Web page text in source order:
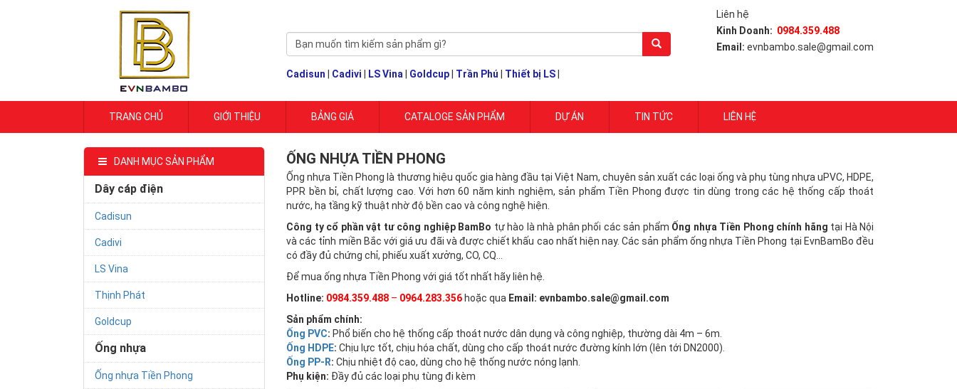
Cadisun Cadivi LS Vina Goldcup Trần Phú Thiết bị LS
Liên hệ
Kinh Doanh: 0984.359.488
Email: evnbambo.sale@gmail.com
TRANG CHỦ GIỚI THIỆU BẢNG GIÁ CATALOGE SẢN PHẨM DỰ ÁN TIN TỨC LIÊN HỆ
ỐNG NHỰA TIỀN PHONG
Ống nhựa Tiền Phong là thương hiệu quốc gia hàng đầu tại Việt Nam, chuyên sản xuất các loại ống và phụ tùng nhựa uPVC, HDPE,
PPR bền bỉ, chất lượng cao. Với hơn 60 năm kinh nghiệm, sản phẩm Tiền Phong được tin dùng trong các hệ thống cấp thoát
nước, hạ tầng kỹ thuật nhờ độ bền cao và công nghệ hiện.
Công ty cổ phần vật tư công nghiệp BamBo tự hào là nhà phân phối các sản phẩm Ống nhựa Tiền Phong chính hãng tại Hà Nội
và các tỉnh miền Bắc với giá ưu đãi và được chiết khấu cao nhất hiện nay. Các sản phẩm ống nhựa Tiền Phong tại EvnBamBo đều
có đầy đủ chứng chỉ, phiếu xuất xưởng, CO, CQ…
Để mua ống nhựa Tiền Phong với giá tốt nhất hãy liên hệ.
Hotline: 0984.359.488 – 0964.283.356 hoặc qua Email: evnbambo.sale@gmail.com
Sản phẩm chính:
Ống PVC: Phổ biến cho hệ thống cấp thoát nước dân dụng và công nghiệp, thường dài 4m – 6m.
Ống HDPE: Chịu lực tốt, chịu hóa chất, dùng cho cấp thoát nước đường kính lớn (lên tới DN2000).
Ống PP-R: Chịu nhiệt độ cao, dùng cho hệ thống nước nóng lạnh.
Phụ kiện: Đầy đủ các loại phụ tùng đi kèm
DANH MỤC SẢN PHẨM
Dây cáp điện
Cadisun
Cadivi
LS Vina
Thịnh Phát
Goldcup
Ống nhựa
Ống nhựa Tiền Phong